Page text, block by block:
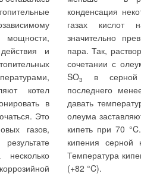
и
котел
в
Это
газов,
несколько
конденсация
газах кислот
значительно
пара. Так,
сочетании с
SO3
в серной
последнего
давать
олеума
кипеть при 70
кипения серной
Температура
(+82 °C).
Из-
от
на воду
расчет с
ресурсов
учетом
рассматривать
который не
поставщика
рассчитать
технологии,
потребление
Правильные
возможность
потребителей
В условиях
помощью